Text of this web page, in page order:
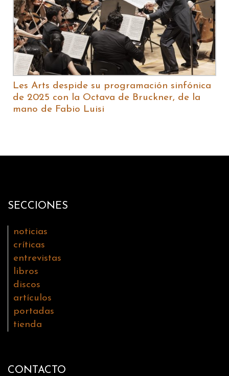
Les Arts despide su programación sinfónica
de 2025 con la Octava de Bruckner, de la
mano de Fabio Luisi
SECCIONES
noticias
críticas
entrevistas
libros
discos
artículos
portadas
tienda
CONTACTO